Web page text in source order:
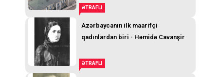
ƏTRAFLI
Azərbaycanın ilk maarifçi
qadınlardan biri - Həmidə Cavanşir
ƏTRAFLI